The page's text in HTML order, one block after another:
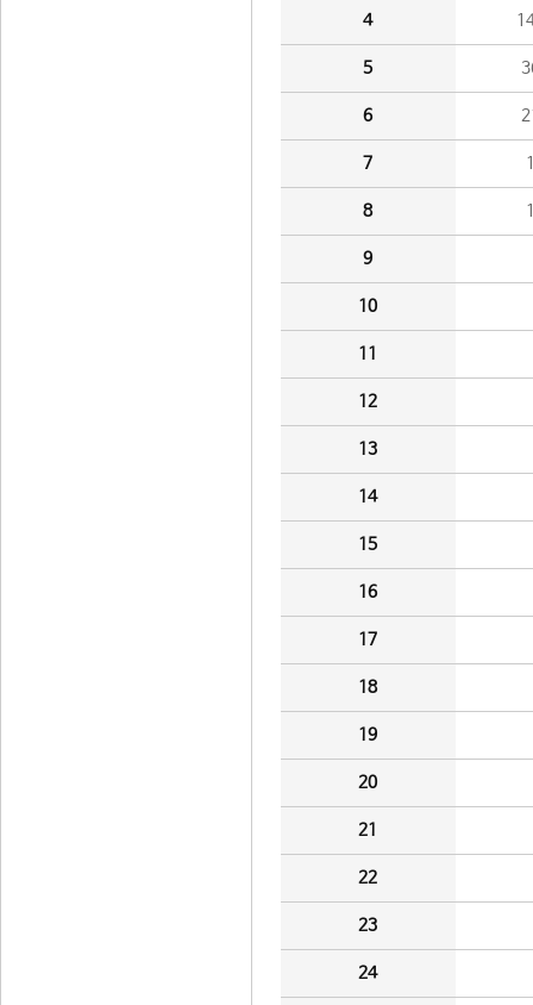
4
5
6
7
8
9
10
11
12
13
14
15
16
17
18
19
20
21
22
23
24